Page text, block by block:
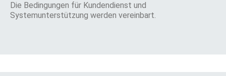
Die Bedingungen für Kundendienst und
Systemunterstützung werden vereinbart.